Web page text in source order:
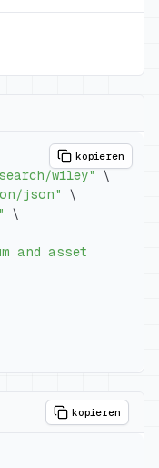
kopieren
wiley"
\
json"
\
\
kopieren